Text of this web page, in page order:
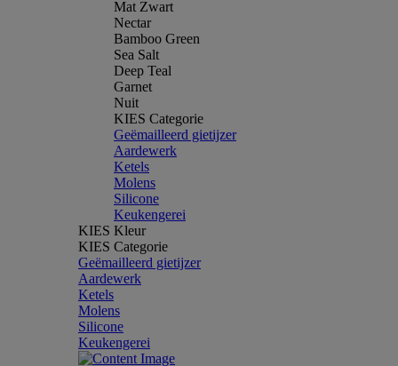
Mat Zwart
Nectar
Bamboo Green
Sea Salt
Deep Teal
Garnet
Nuit
KIES Categorie
Geëmailleerd gietijzer
Aardewerk
Ketels
Molens
Silicone
Keukengerei
KIES Kleur
KIES Categorie
Geëmailleerd gietijzer
Aardewerk
Ketels
Molens
Silicone
Keukengerei